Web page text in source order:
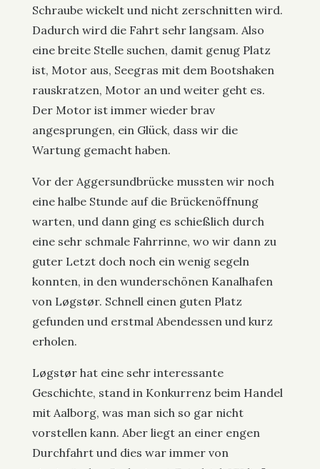
Schraube wickelt und nicht zerschnitten wird.
Dadurch wird die Fahrt sehr langsam. Also
eine breite Stelle suchen, damit genug Platz
ist, Motor aus, Seegras mit dem Bootshaken
rauskratzen, Motor an und weiter geht es.
Der Motor ist immer wieder brav
angesprungen, ein Glück, dass wir die
Wartung gemacht haben.
Vor der Aggersundbrücke mussten wir noch
eine halbe Stunde auf die Brückenöffnung
warten, und dann ging es schießlich durch
eine sehr schmale Fahrrinne, wo wir dann zu
guter Letzt doch noch ein wenig segeln
konnten, in den wunderschönen Kanalhafen
von Løgstør. Schnell einen guten Platz
gefunden und erstmal Abendessen und kurz
erholen.
Løgstør hat eine sehr interessante
Geschichte, stand in Konkurrenz beim Handel
mit Aalborg, was man sich so gar nicht
vorstellen kann. Aber liegt an einer engen
Durchfahrt und dies war immer von